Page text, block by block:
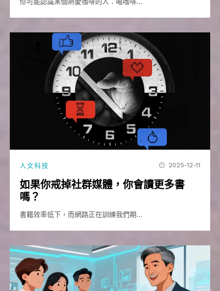
人文科技 2025-12-11
如果你戒掉社群媒體，你會讀更多書
嗎？
書籍效率低下，而網路正在訓練我們期…